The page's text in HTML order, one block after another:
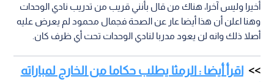
أخيرا وليس آخرا، هناك من قال بأنني قريب من تدريب نادي الوحدات
وهنا اعلن أن هذا أيضا عار عن الصحة فجمال محمود لم يعرض عليه
أصلا ذلك وانه لن يعود مدربا لنادي الوحدات تحت أي ظرف كان.
اقرأ أيضا : الرمثا يطلب حكاما من الخارج لمباراته